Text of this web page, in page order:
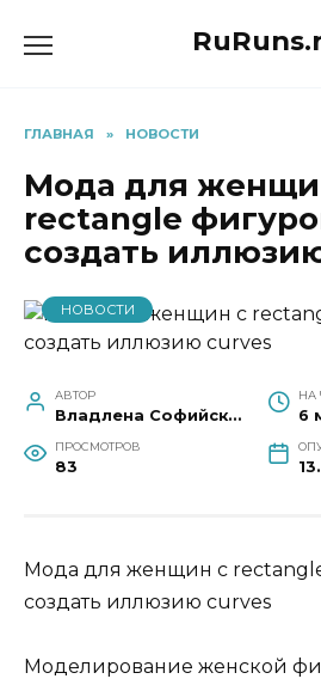
ГЛАВНАЯ » НОВОСТИ
Мода для
rectangle
создать
НОВОСТИ
АВТОР
Владлена Софийская
НА
6
ПРОСМОТРОВ
83
Мода для женщин с
создать иллюзию curves
Моделирование женской